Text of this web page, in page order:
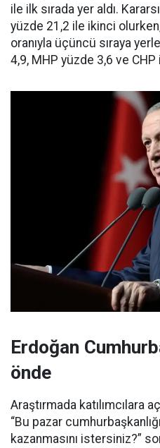
ile ilk sırada yer aldı.
yüzde 21,2 ile ikinci
oranıyla üçüncü sıraya
4,9, MHP yüzde 3,6 ve CHP
Erdoğan
önde
Araştırmada katılımcılara
“Bu pazar
kazanmasını istersiniz?”